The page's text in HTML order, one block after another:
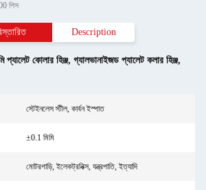
পিস
Description
প্যালেট কোলার হিঞ্জ, গ্যালভানাইজড প্যালেট কলার হিঞ্জ,
স্টেইনলেস স্টীল, কার্বন ইস্পাত
±0.1 মিমি
মোটরগাড়ি, ইলেকট্রনিক্স, যন্ত্রপাতি, ইত্যাদি